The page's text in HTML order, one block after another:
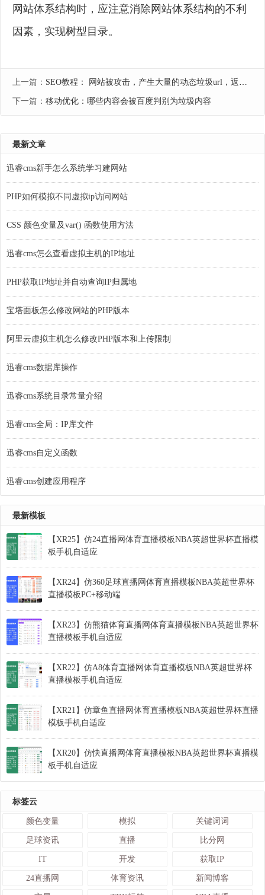
网站体系结构时，应注意消除网站体系结构的不利
因素，实现树型目录。
上一篇： SEO教程： 网站被攻击，产生大量的动态垃圾url，返回200码，如何处理。
下一篇： 移动优化：哪些内容会被百度判别为垃圾内容
最新文章
迅睿cms新手怎么系统学习建网站
PHP如何模拟不同虚拟ip访问网站
CSS 颜色变量及var() 函数使用方法
迅睿cms怎么查看虚拟主机的IP地址
PHP获取IP地址并自动查询IP归属地
宝塔面板怎么修改网站的PHP版本
阿里云虚拟主机怎么修改PHP版本和上传限制
迅睿cms数据库操作
迅睿cms系统目录常量介绍
迅睿cms全局：IP库文件
迅睿cms自定义函数
迅睿cms创建应用程序
最新模板
【XR25】仿24直播网体育直播模板NBA英超世界杯直播模
板手机自适应
【XR24】仿360足球直播网体育直播模板NBA英超世界杯
直播模板PC+移动端
【XR23】仿熊猫体育直播网体育直播模板NBA英超世界杯
直播模板手机自适应
【XR22】仿A8体育直播网体育直播模板NBA英超世界杯
直播模板手机自适应
【XR21】仿章鱼直播网体育直播模板NBA英超世界杯直播
模板手机自适应
【XR20】仿快直播网体育直播模板NBA英超世界杯直播模
板手机自适应
标签云
颜色变量 模拟 关键词词
足球资讯 直播 比分网
IT 开发 获取IP
24直播网 体育资讯 新闻博客